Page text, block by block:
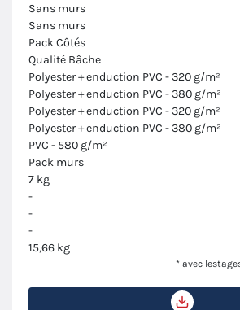
Sans murs
Sans murs
Pack Côtés
Qualité Bâche
Polyester + enduction PVC - 320 g/m²
Polyester + enduction PVC - 380 g/m²
Polyester + enduction PVC - 320 g/m²
Polyester + enduction PVC - 380 g/m²
PVC - 580 g/m²
Pack murs
7 kg
-
-
-
15,66 kg
* avec